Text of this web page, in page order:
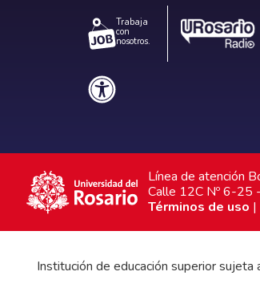
Trabaja
con
nosotros.
Línea de atención
Calle 12C Nº 6-25
Términos de uso |
Institución de educación superior